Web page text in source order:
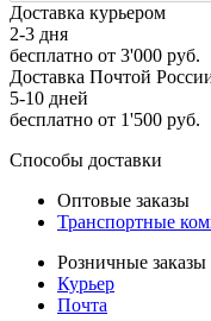
Доставка курьером
2-3 дня
бесплатно от 3'000 руб.
Доставка Почтой
5-10 дней
бесплатно от 1'500 руб.
Способы доставки
Оптовые заказы
Транспортные
Розничные заказы
Курьер
Почта